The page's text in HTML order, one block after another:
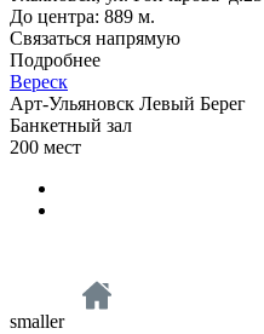
До центра: 889 м.
Связаться напрямую
Подробнее
Вереск
Арт-Ульяновск Левый Берег
Банкетный зал
200 мест
smaller